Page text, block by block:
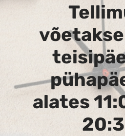
628. Magus
tükk
alates